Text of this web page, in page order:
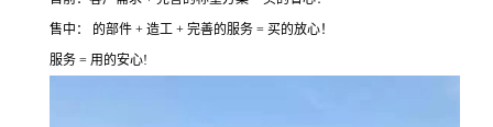
售中： 的部件 + 造工 + 完善的服务 = 买的放心！
服务 = 用的安心!